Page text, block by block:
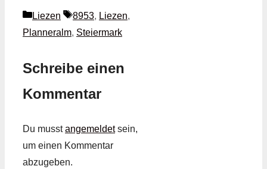
Kategorien
Liezen Schlagwörter
8953, Liezen,
Planneralm, Steiermark
Schreibe einen
Kommentar
Du musstangemeldetsein,
um einen Kommentar
abzugeben.